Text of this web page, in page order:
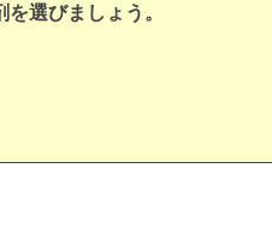
選びましょう。